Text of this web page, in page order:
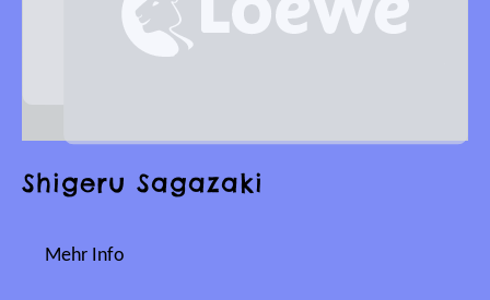
Shigeru Sagazaki
Mehr Info